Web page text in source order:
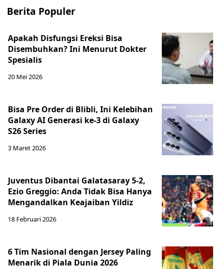
Berita Populer
Apakah Disfungsi Ereksi Bisa
Disembuhkan? Ini Menurut Dokter
Spesialis
20 Mei 2026
Bisa Pre Order di Blibli, Ini Kelebihan
Galaxy AI Generasi ke-3 di Galaxy
S26 Series
3 Maret 2026
Juventus Dibantai Galatasaray 5-2,
Ezio Greggio: Anda Tidak Bisa Hanya
Mengandalkan Keajaiban Yildiz
18 Februari 2026
6 Tim Nasional dengan Jersey Paling
Menarik di Piala Dunia 2026